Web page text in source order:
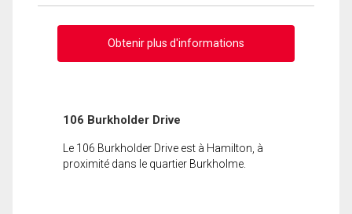
Obtenir plus d'informations
106 Burkholder Drive
Le 106 Burkholder Drive est à Hamilton, à
proximité dans le quartier Burkholme.